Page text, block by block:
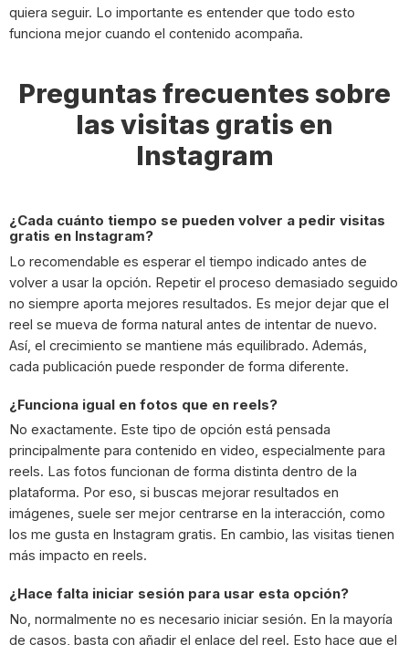
quiera seguir. Lo importante es entender que todo esto
funciona mejor cuando el contenido acompaña.
Preguntas frecuentes sobre
las visitas gratis en
Instagram
¿Cada cuánto tiempo se pueden volver a pedir visitas
gratis en Instagram?
Lo recomendable es esperar el tiempo indicado antes de
volver a usar la opción. Repetir el proceso demasiado seguido
no siempre aporta mejores resultados. Es mejor dejar que el
reel se mueva de forma natural antes de intentar de nuevo.
Así, el crecimiento se mantiene más equilibrado. Además,
cada publicación puede responder de forma diferente.
¿Funciona igual en fotos que en reels?
No exactamente. Este tipo de opción está pensada
principalmente para contenido en video, especialmente para
reels. Las fotos funcionan de forma distinta dentro de la
plataforma. Por eso, si buscas mejorar resultados en
imágenes, suele ser mejor centrarse en la interacción, como
los me gusta en Instagram gratis. En cambio, las visitas tienen
más impacto en reels.
¿Hace falta iniciar sesión para usar esta opción?
No, normalmente no es necesario iniciar sesión. En la mayoría
de casos, basta con añadir el enlace del reel. Esto hace que el